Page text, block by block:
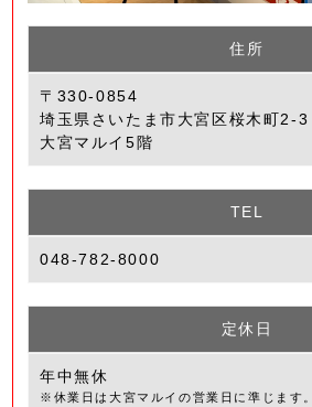
住所
〒330-0854
埼玉県さいたま市大宮区桜木町2-3
大宮マルイ5階
TEL
048-782-8000
定休日
年中無休
※休業日は大宮マルイの営業日に準じます。